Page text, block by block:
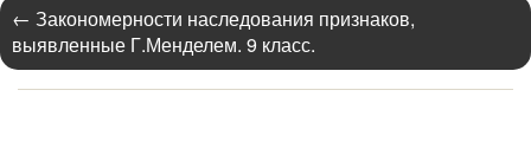
← Закономерности наследования признаков,
выявленные Г.Менделем. 9 класс.